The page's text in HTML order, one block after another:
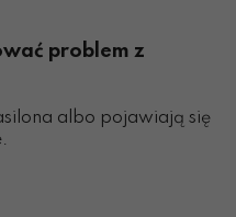
problem z
albo pojawiają się